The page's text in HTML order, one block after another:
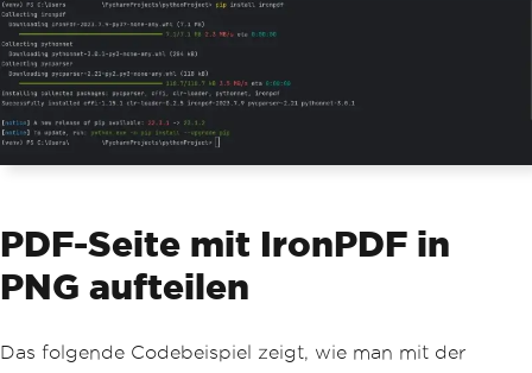
PDF-Seite mit IronPDF in
PNG aufteilen
Das folgende Codebeispiel zeigt, wie man mit der